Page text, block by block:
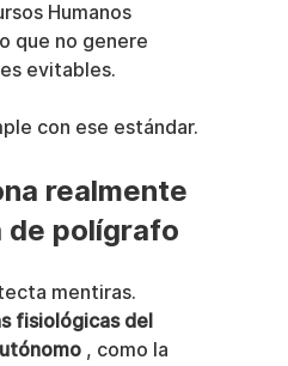
Humanos
que no genere
evitables.
con ese estándar.
realmente
de polígrafo
mentiras.
fisiológicas del
, como la